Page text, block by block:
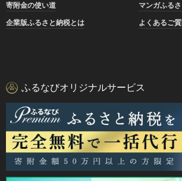
寄附金の使い道
マンガふる
企業版ふるさと納税とは
よくあるご
ふるなびオリジナルサービス